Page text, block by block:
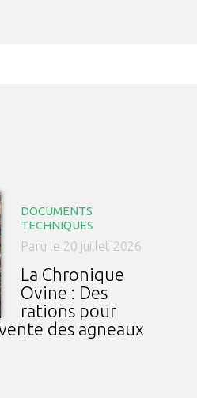
DOCUMENTS
TECHNIQUES
Paru le 20 juillet 2026
La Chronique
Ovine : Des
rations pour
des agneaux